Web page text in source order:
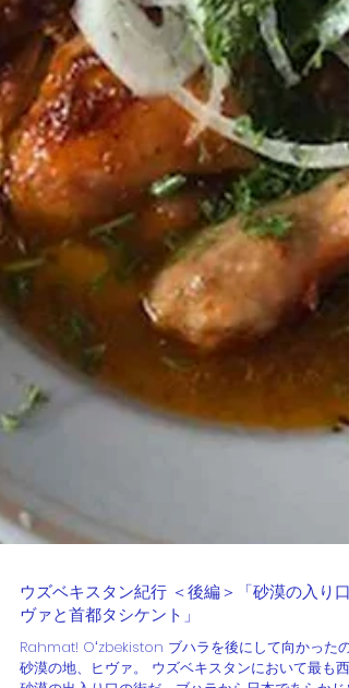
ウズベキスタン紀行 ＜後編＞「砂漠の入り口
ヴァと首都タシケント」